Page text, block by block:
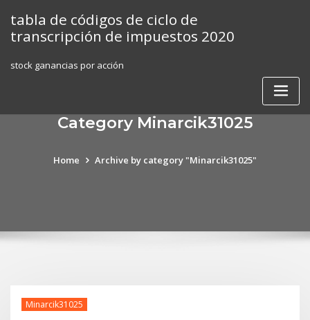
content
tabla de códigos de ciclo de
transcripción de impuestos 2020
stock ganancias por acción
Category Minarcik31025
Home Archive by category "Minarcik31025"
Minarcik31025